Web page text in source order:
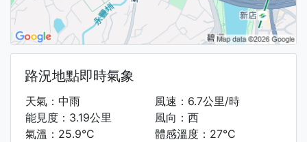
路況地點即時氣象
天氣：中雨
能見度：3.19公里
氣溫：25.9°C
風速：6.7公里/時
風向：西
體感溫度：27°C